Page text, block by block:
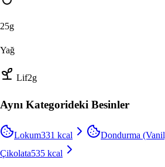
25g
Yağ
Lif2g
Aynı Kategorideki Besinler
Lokum331 kcal Dondurma
Çikolata535 kcal